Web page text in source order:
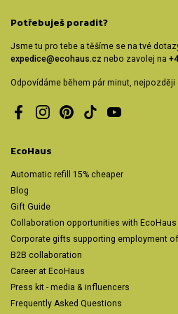
Potřebuješ poradit?
Jsme tu pro tebe a těšíme se na tvé
expedice@ecohaus.cz nebo zavolej na
Odpovídáme během pár minut, nejpozději
FacebookInstagramPinterestTikTokYouTube
EcoHaus
Automatic refill 15% cheaper
Blog
Gift Guide
Collaboration opportunities with EcoHaus
Corporate gifts supporting employment
B2B collaboration
Career at EcoHaus
Press kit - media & influencers
Frequently Asked Questions